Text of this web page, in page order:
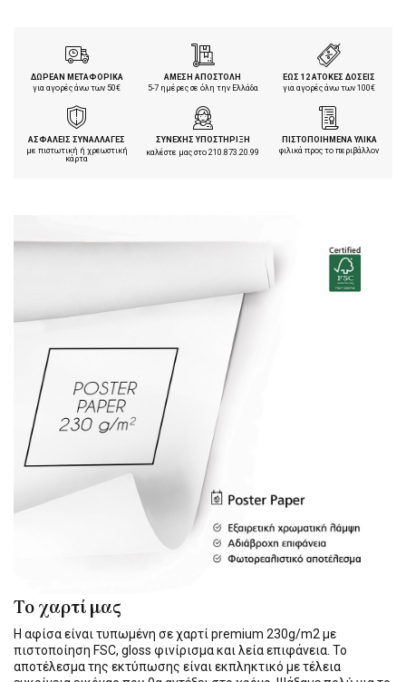
ΔΩΡΕΑΝ ΜΕΤΑΦΟΡΙΚΑ
για αγορές άνω των 50€
ΑΜΕΣΗ ΑΠΟΣΤΟΛΗ
5-7 ημέρες σε όλη την Ελλάδα
ΕΩΣ 12 ΑΤΟΚΕΣ ΔΟΣΕΙΣ
για αγορές άνω των 100€
ΑΣΦΑΛΕΙΣ ΣΥΝΑΛΛΑΓΕΣ
με πιστωτική ή χρεωστική
κάρτα
ΣΥΝΕΧΗΣ ΥΠΟΣΤΗΡΙΞΗ
καλέστε μας στο210.873.20.99
ΠΙΣΤΟΠΟΙΗΜΕΝΑ ΥΛΙΚΑ
φιλικά προς το περιβάλλον
Το χαρτί μας
Η αφίσα είναι τυπωμένη σε χαρτί premium 230g/m2 με
πιστοποίηση FSC, gloss φινίρισμα και λεία επιφάνεια. Το
αποτέλεσμα της εκτύπωσης είναι εκπληκτικό με τέλεια